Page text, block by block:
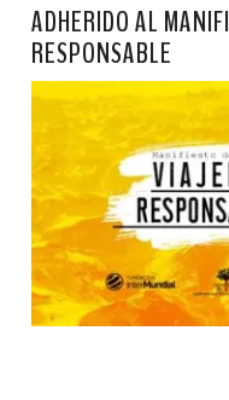
ADHERIDO AL
RESPONSABLE